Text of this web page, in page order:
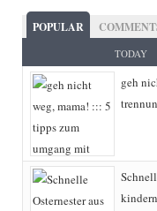
c
e
b
k
POPULAR
TODAY
geh
kindern